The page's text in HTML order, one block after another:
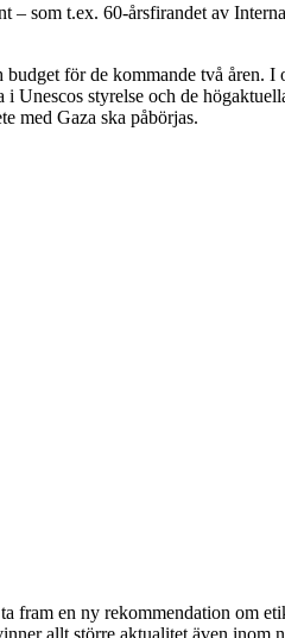
– som t.ex. 60-årsfirandet av
för de kommande två
Unescos styrelse och de
med Gaza ska påbörjas.
fram en ny rekommendation om
allt större aktualitet även inom